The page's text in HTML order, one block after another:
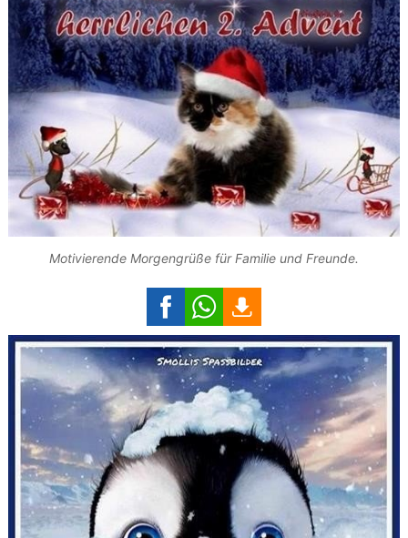
Motivierende Morgengrüße für Familie und Freunde.